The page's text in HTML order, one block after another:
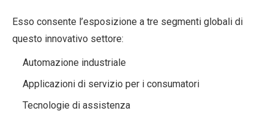
Esso consente l’esposizione a tre segmenti globali di
questo innovativo settore:
Automazione industriale
Applicazioni di servizio per i consumatori
Tecnologie di assistenza